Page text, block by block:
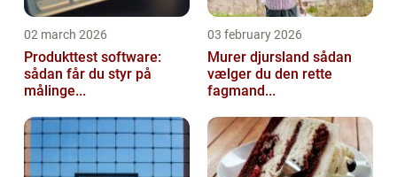
02 march 2026
Produkttest software:
sådan får du styr på
målinge...
03 february 2026
Murer djursland sådan
vælger du den rette
fagmand...